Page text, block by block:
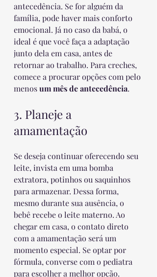
antecedência. Se for alguém da
família, pode haver mais conforto
emocional. Já no caso da babá, o
ideal é que você faça a adaptação
junto dela em casa, antes de
retornar ao trabalho. Para creches,
comece a procurar opções com pelo
menos um mês de antecedência.
3. Planeje a
amamentação
Se deseja continuar oferecendo seu
leite, invista em uma bomba
extratora, potinhos ou saquinhos
para armazenar. Dessa forma,
mesmo durante sua ausência, o
bebê recebe o leite materno. Ao
chegar em casa, o contato direto
com a amamentação será um
momento especial. Se optar por
fórmula, converse com o pediatra
para escolher a melhor opção.